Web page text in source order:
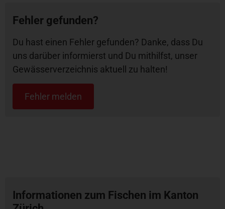
Fehler gefunden?
Du hast einen Fehler gefunden? Danke, dass Du
uns darüber informierst und Du mithilfst, unser
Gewässerverzeichnis aktuell zu halten!
Fehler melden
Informationen zum Fischen im Kanton